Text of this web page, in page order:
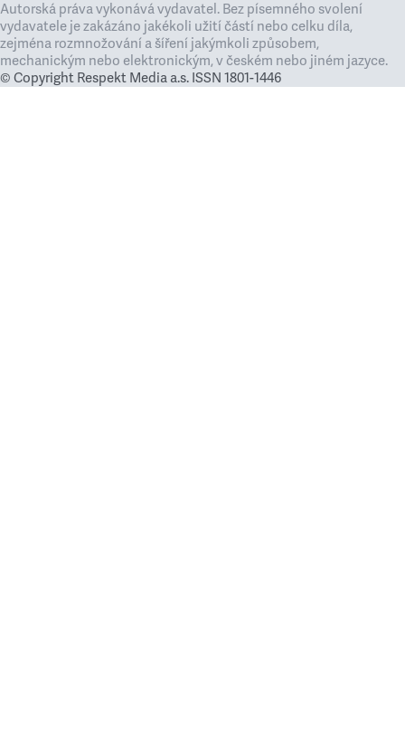
Autorská práva vykonává vydavatel. Bez písemného svolení
vydavatele je zakázáno jakékoli užití částí nebo celku díla,
zejména rozmnožování a šíření jakýmkoli způsobem,
mechanickým nebo elektronickým, v českém nebo jiném jazyce.
© Copyright Respekt Media a.s. ISSN 1801-1446